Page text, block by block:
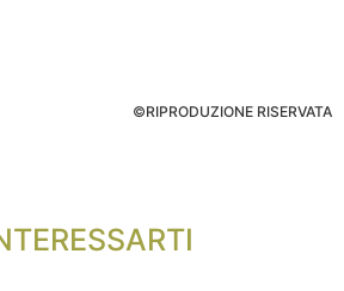
©RIPRODUZIONE RISERVATA